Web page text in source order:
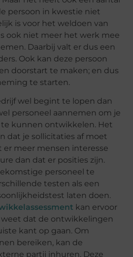
persoon in kwestie niet
is voor het weldoen van
ook niet meer het werk mee
Daarbij valt er dus een
Ook kan deze persoon
doorstart te maken; en dus
te starten.
wel begint te lopen dan
personeel aannemen om je
kunnen ontwikkelen. Het
dat je sollicitaties af moet
er meer mensen interesse
dan dat er posities zijn.
personeel te
testen als een
laten doen.
kan ervoor
weet dat de ontwikkelingen
kant op gaan. Om
bereiken, kan de
partij inhuren. Deze